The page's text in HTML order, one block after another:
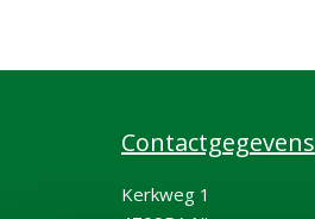
Contactgegevens
Kerkweg 1